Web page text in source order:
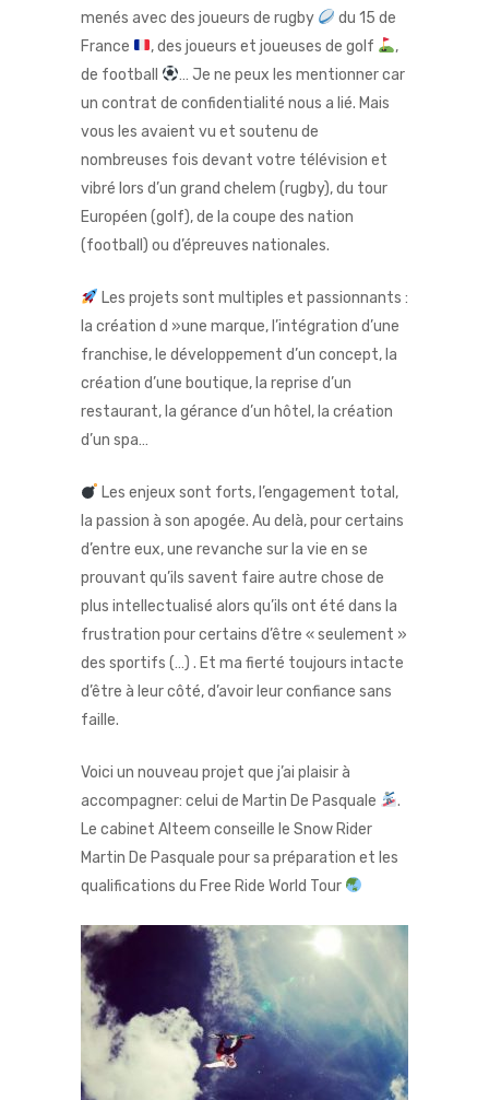
menés avec des joueurs de rugby
du 15 de
France
, des joueurs et joueuses de golf
,
de football
… Je ne peux les mentionner car
un contrat de confidentialité nous a lié. Mais
vous les avaient vu et soutenu de
nombreuses fois devant votre télévision et
vibré lors d’un grand chelem (rugby), du tour
Européen (golf), de la coupe des nation
(football) ou d’épreuves nationales.
Les projets sont multiples et passionnants :
la création d »une marque, l’intégration d’une
franchise, le développement d’un concept, la
création d’une boutique, la reprise d’un
restaurant, la gérance d’un hôtel, la création
d’un spa…
Les enjeux sont forts, l’engagement total,
la passion à son apogée. Au delà, pour certains
d’entre eux, une revanche sur la vie en se
prouvant qu’ils savent faire autre chose de
plus intellectualisé alors qu’ils ont été dans la
frustration pour certains d’être « seulement »
des sportifs (…) . Et ma fierté toujours intacte
d’être à leur côté, d’avoir leur confiance sans
faille.
Voici un nouveau projet que j’ai plaisir à
accompagner: celui de Martin De Pasquale
.
Le cabinet Alteem conseille le Snow Rider
Martin De Pasquale pour sa préparation et les
qualifications du Free Ride World Tour